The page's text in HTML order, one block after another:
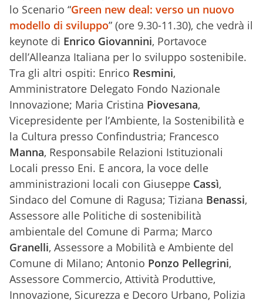
lo Scenario “Green new deal: verso un nuovo
modello di sviluppo” (ore 9.30-11.30), che vedrà il
keynote di Enrico Giovannini, Portavoce
dell’Alleanza Italiana per lo sviluppo sostenibile.
Tra gli altri ospiti: Enrico Resmini,
Amministratore Delegato Fondo Nazionale
Innovazione; Maria Cristina Piovesana,
Vicepresidente per l’Ambiente, la Sostenibilità e
la Cultura presso Confindustria; Francesco
Manna, Responsabile Relazioni Istituzionali
Locali presso Eni. E ancora, la voce delle
amministrazioni locali con Giuseppe Cassì,
Sindaco del Comune di Ragusa; Tiziana Benassi,
Assessore alle Politiche di sostenibilità
ambientale del Comune di Parma; Marco
Granelli, Assessore a Mobilità e Ambiente del
Comune di Milano; Antonio Ponzo Pellegrini,
Assessore Commercio, Attività Produttive,
Innovazione, Sicurezza e Decoro Urbano, Polizia